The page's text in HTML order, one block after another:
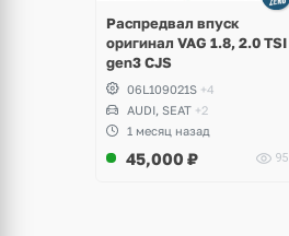
Распредвал впуск
оригинал VAG 1.8, 2.0 TSI
gen3 CJS
06L109021S +4
AUDI, SEAT +2
1 месяц назад
45,000 ₽ 95